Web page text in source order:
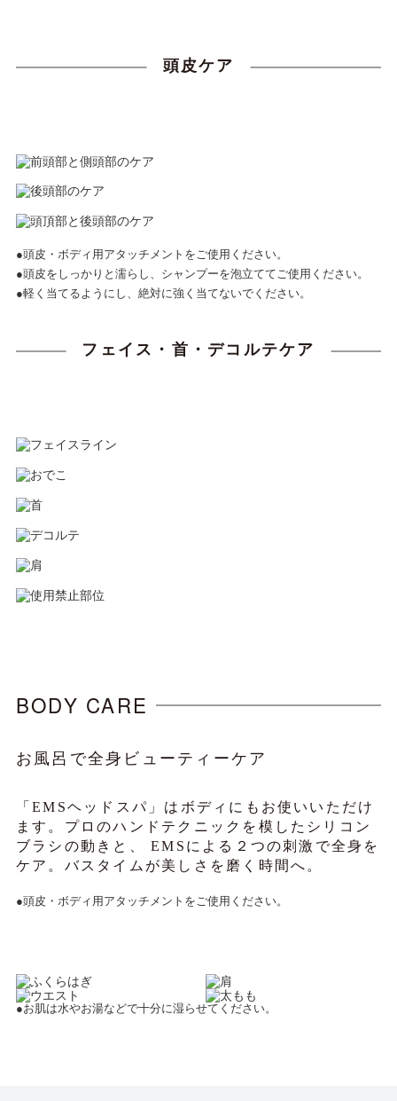
頭皮ケア
●頭皮・ボディ用アタッチメントをご使用ください。
●頭皮をしっかりと濡らし、シャンプーを泡立ててご使用ください。
●軽く当てるようにし、絶対に強く当てないでください。
フェイス・首・デコルテケア
BODY CARE
お風呂で全身ビューティーケア
「EMSヘッドスパ」はボディにもお使いいただけ
ます。プロのハンドテクニックを模したシリコン
ブラシの動きと、
EMSによる２つの刺激で全身を
ケア。バスタイムが美しさを磨く時間へ。
●頭皮・ボディ用アタッチメントをご使用ください。
●お肌は水やお湯などで十分に湿らせてください。